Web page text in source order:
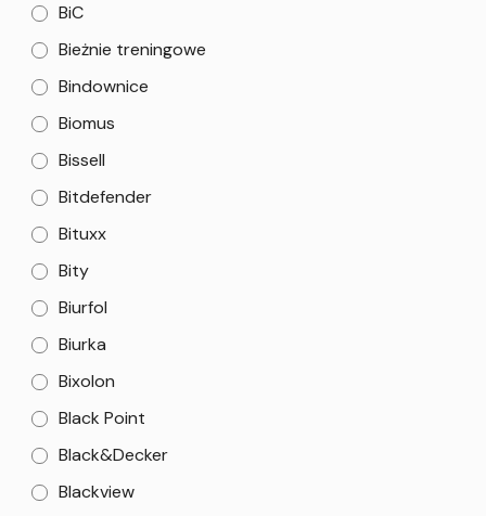
BiC
Bieżnie treningowe
Bindownice
Biomus
Bissell
Bitdefender
Bituxx
Bity
Biurfol
Biurka
Bixolon
Black Point
Black&Decker
Blackview